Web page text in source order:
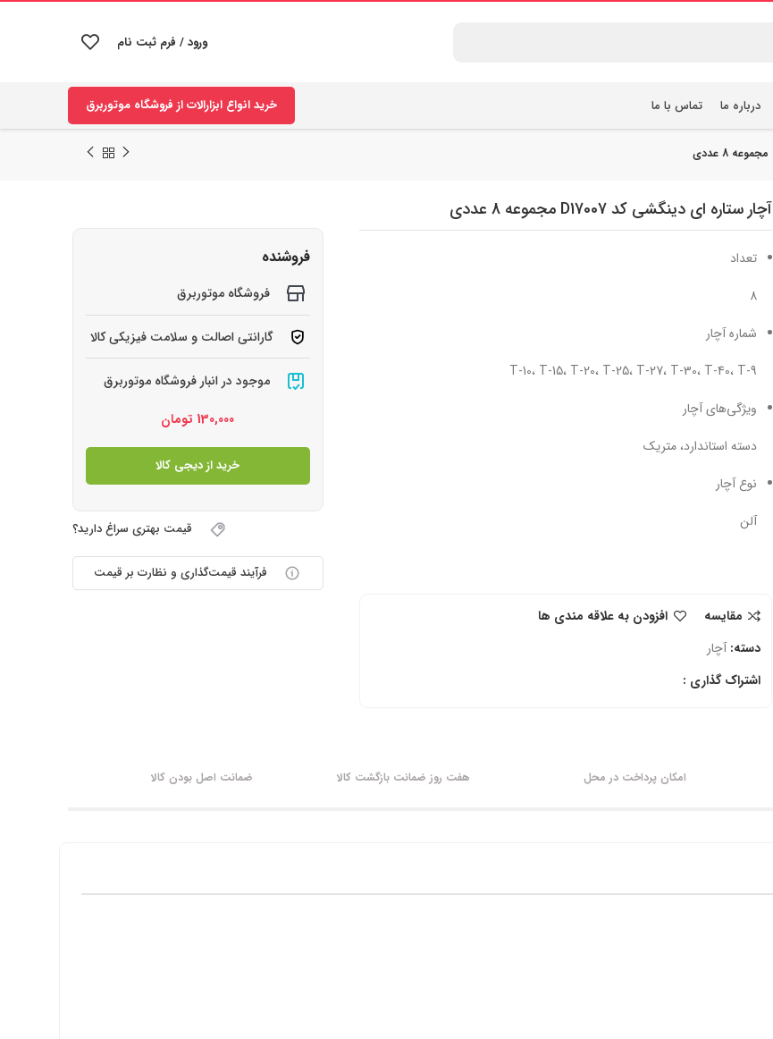
ورود / فرم ثبت نام
درباره ما تماس با ما خرید انواع ابزارالات از فروشگاه موتوربرق
آچار ستاره ای دینگشی کد D17007 مجموعه 8 عددی
تعداد
8
شماره آچار
T-10، T-15، T-20، T-25، T-27، T-30، T-40، T-9
ویژگی‌های آچار
دسته استاندارد، متریک
نوع آچار
آلن
مقایسه
افزودن به علاقه مندی ها
دسته: آچار
اشتراک گذاری :
فروشنده
فروشگاه موتوربرق
گارانتی اصالت و سلامت فیزیکی کالا
موجود در انبار فروشگاه موتوربرق
130,000 تومان
خرید از دیجی کالا
قیمت بهتری سراغ دارید؟
فرآیند قیمت‌گذاری و نظارت بر قیمت
امکان پرداخت در محل هفت روز ضمانت بازگشت کالا ضمانت اصل بودن کالا